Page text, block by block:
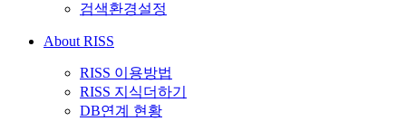
검색환경설정
About RISS
RISS 이용방법
RISS 지식더하기
DB연계 현황